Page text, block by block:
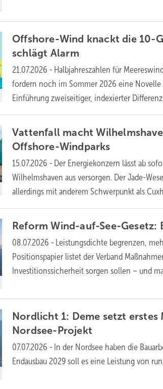
Offshore-Wind knackt die 10-
schlägt Alarm
21.07.2026 - Halbjahreszahlen für
fordern noch im Sommer 2026 eine Novelle
Einführung zweiseitiger, indexierter
Vattenfall macht
Offshore-Windparks
15.07.2026 - Der Energiekonzern lässt ab
Wilhelmshaven aus versorgen. Der Jade-
allerdings mit anderem Schwerpunkt als
Reform Wind-auf-See-Gesetz:
08.07.2026 - Leistungsdichte begrenzen,
Positionspapier listet der Verband
Investitionssicherheit sorgen sollen – und
Nordlicht 1: Deme setzt
Nordsee-Projekt
07.07.2026 - In der Nordsee haben die
Endausbau 2029 soll es eine Leistung von